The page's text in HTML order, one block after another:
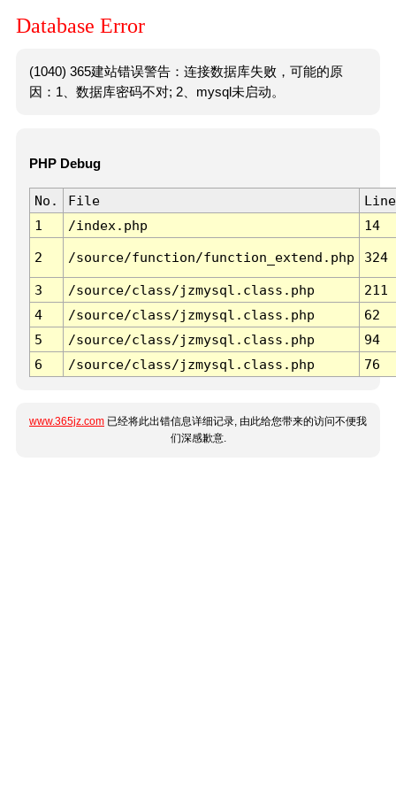
Database Error
(1040) 365建站错误警告：连接数据库失败，可能的原
因：1、数据库密码不对; 2、mysql未启动。
PHP Debug
No. File
Line
1
/index.php 14
2 /source/function/function_extend.php 324
3 /source/class/jzmysql.class.php
211
4
/source/class/jzmysql.class.php
62
5
/source/class/jzmysql.class.php
94
6
/source/class/jzmysql.class.php 76
www.365jz.com 已经将此出错信息详细记录, 由此给您带来的访问不便我
们深感歉意.